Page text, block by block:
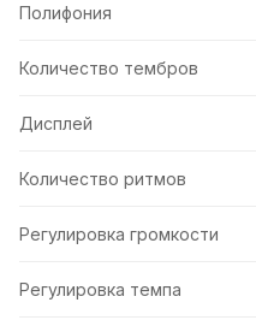
Полифония
Количество тембров
Дисплей
Количество ритмов
Регулировка громкости
Регулировка темпа